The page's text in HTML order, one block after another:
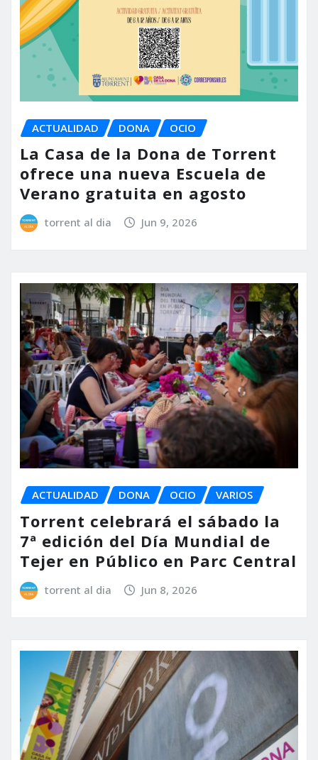
ACTUALIDAD DONA OCIO
La Casa de la Dona de Torrent
ofrece una nueva Escuela de
Verano gratuita en agosto
torrent al dia Jun 9, 2026
ACTUALIDAD DONA OCIO VARIOS
Torrent celebrará el sábado la
7ª edición del Día Mundial de
Tejer en Público en Parc Central
torrent al dia Jun 8, 2026